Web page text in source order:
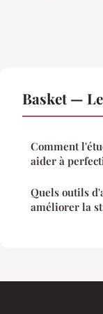
Basket —
Comment
aider à
Quels outils
améliorer la